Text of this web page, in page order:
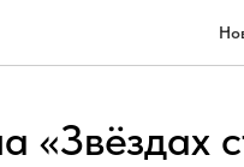
«Звёздах